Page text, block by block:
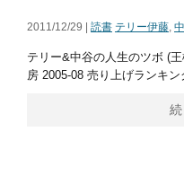
2011/12/29 | 読書 テリー伊藤,
テリー&中谷の人生のツボ (
房 2005-08 売り上げランキ